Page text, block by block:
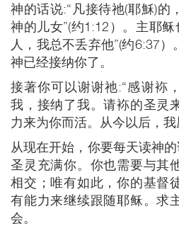
神的话说:“凡接待祂(耶穌)的
神的儿女”(约1:12）。主耶
人，我总不丢弃他”(约6:37
神已经接纳你了。
接著你可以谢谢祂:“感谢袮
我，接纳了我。请袮的圣灵
力来为你而活。从今以后，我
从现在开始，你要每天读神
圣灵充满你。你也需要与其
相交；唯有如此，你的基督
有能力来继续跟随耶稣。求
会。